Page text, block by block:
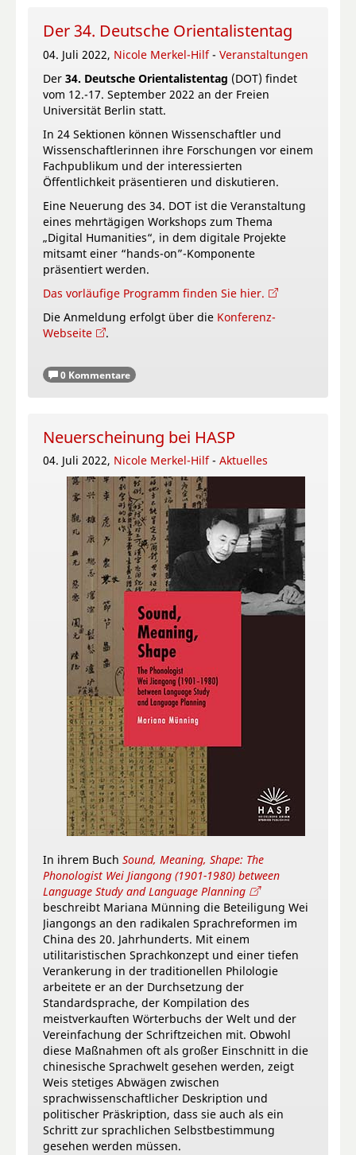
Der 34. Deutsche Orientalistentag
04. Juli 2022, Nicole Merkel-Hilf - Veranstaltungen
Der 34. Deutsche Orientalistentag (DOT) findet
vom 12.-17. September 2022 an der Freien
Universität Berlin statt.
In 24 Sektionen können Wissenschaftler und
Wissenschaftlerinnen ihre Forschungen vor einem
Fachpublikum und der interessierten
Öffentlichkeit präsentieren und diskutieren.
Eine Neuerung des 34. DOT ist die Veranstaltung
eines mehrtägigen Workshops zum Thema
„Digital Humanities“, in dem digitale Projekte
mitsamt einer “hands-on”-Komponente
präsentiert werden.
Das vorläufige Programm finden Sie hier.
Die Anmeldung erfolgt über die Konferenz-
Webseite
.
0 Kommentare
Neuerscheinung bei HASP
04. Juli 2022, Nicole Merkel-Hilf - Aktuelles
In ihrem Buch Sound, Meaning, Shape: The
Phonologist Wei Jiangong (1901-1980) between
Language Study and Language Planning
beschreibt Mariana Münning die Beteiligung Wei
Jiangongs an den radikalen Sprachreformen im
China des 20. Jahrhunderts. Mit einem
utilitaristischen Sprachkonzept und einer tiefen
Verankerung in der traditionellen Philologie
arbeitete er an der Durchsetzung der
Standardsprache, der Kompilation des
meistverkauften Wörterbuchs der Welt und der
Vereinfachung der Schriftzeichen mit. Obwohl
diese Maßnahmen oft als großer Einschnitt in die
chinesische Sprachwelt gesehen werden, zeigt
Weis stetiges Abwägen zwischen
sprachwissenschaftlicher Deskription und
politischer Präskription, dass sie auch als ein
Schritt zur sprachlichen Selbstbestimmung
gesehen werden müssen.